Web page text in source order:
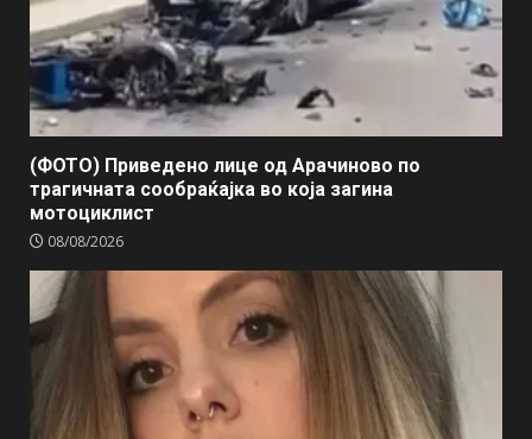
(ФОТО) Приведено лице од Арачиново по
трагичната сообраќајка во која загина
мотоциклист
08/08/2026